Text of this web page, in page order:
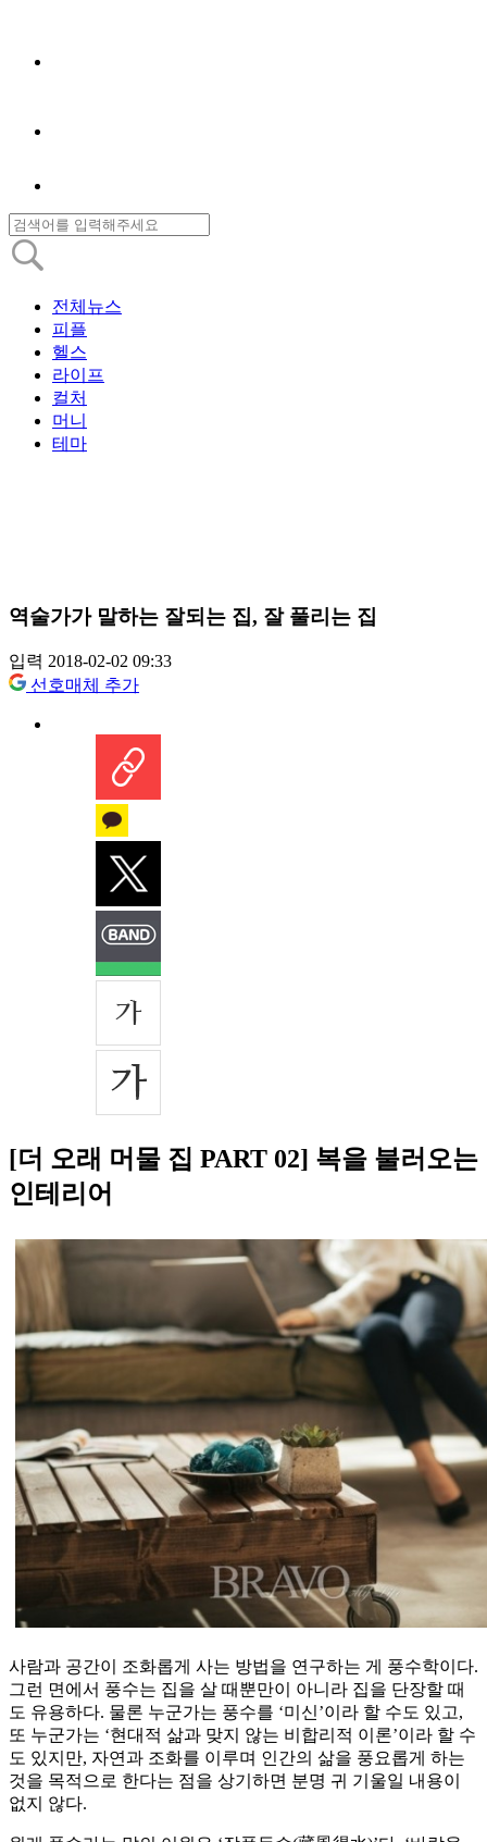
전체뉴스
피플
헬스
라이프
컬처
머니
테마
역술가가 말하는 잘되는 집, 잘 풀리는 집
입력 2018-02-02 09:33
선호매체 추가
[더 오래 머물 집 PART 02] 복을 불러오는
인테리어
사람과 공간이 조화롭게 사는 방법을 연구하는 게 풍수학이다.
그런 면에서 풍수는 집을 살 때뿐만이 아니라 집을 단장할 때
도 유용하다. 물론 누군가는 풍수를 ‘미신’이라 할 수도 있고,
또 누군가는 ‘현대적 삶과 맞지 않는 비합리적 이론’이라 할 수
도 있지만, 자연과 조화를 이루며 인간의 삶을 풍요롭게 하는
것을 목적으로 한다는 점을 상기하면 분명 귀 기울일 내용이
없지 않다.